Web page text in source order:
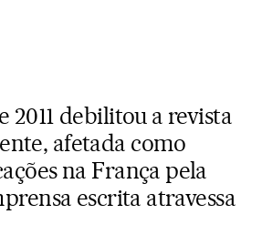
2011 debilitou a revista
afetada como
na França pela
escrita atravessa